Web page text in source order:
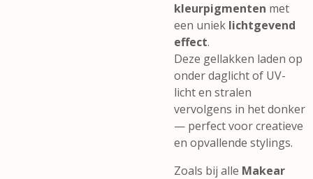
kleurpigmenten met
een uniek lichtgevend
effect.
Deze gellakken laden op
onder daglicht of UV-
licht en stralen
vervolgens in het donker
— perfect voor creatieve
en opvallende stylings.
Zoals bij alle Makear